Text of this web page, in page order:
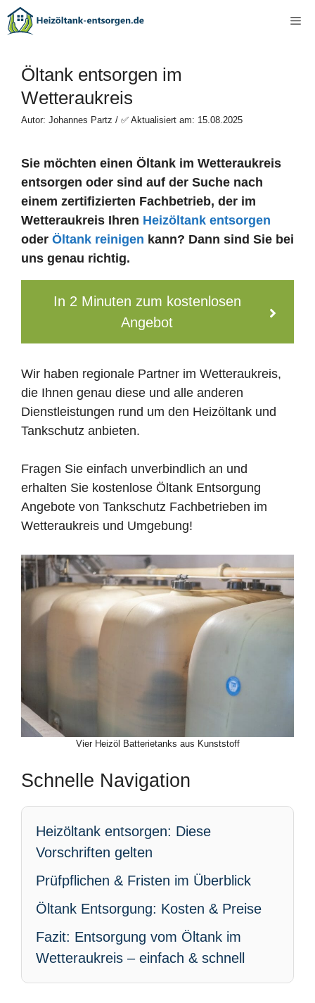
Zum
Inhalt
Öltank entsorgen im
Wetteraukreis
Autor: Johannes Partz / ✅ Aktualisiert am: 15.08.2025
Sie möchten einen Öltank im Wetteraukreis
entsorgen oder sind auf der Suche nach
einem zertifizierten Fachbetrieb, der im
Wetteraukreis Ihren Heizöltank entsorgen
oder Öltank reinigen kann? Dann sind Sie bei
uns genau richtig.
In 2 Minuten zum kostenlosen
Angebot
Wir haben regionale Partner im Wetteraukreis,
die Ihnen genau diese und alle anderen
Dienstleistungen rund um den Heizöltank und
Tankschutz anbieten.
Fragen Sie einfach unverbindlich an und
erhalten Sie kostenlose Öltank Entsorgung
Angebote von Tankschutz Fachbetrieben im
Wetteraukreis und Umgebung!
Vier Heizöl Batterietanks aus Kunststoff
Schnelle Navigation
Heizöltank entsorgen: Diese
Vorschriften gelten
Prüfpflichen & Fristen im Überblick
Öltank Entsorgung: Kosten & Preise
Fazit: Entsorgung vom Öltank im
Wetteraukreis – einfach & schnell